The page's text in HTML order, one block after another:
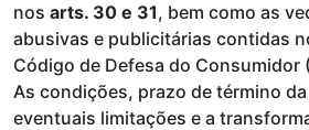
nos arts. 30 e 31, bem como as
abusivas e publicitárias contidas
Código de Defesa do Consumidor
As condições, prazo de término
eventuais limitações e a